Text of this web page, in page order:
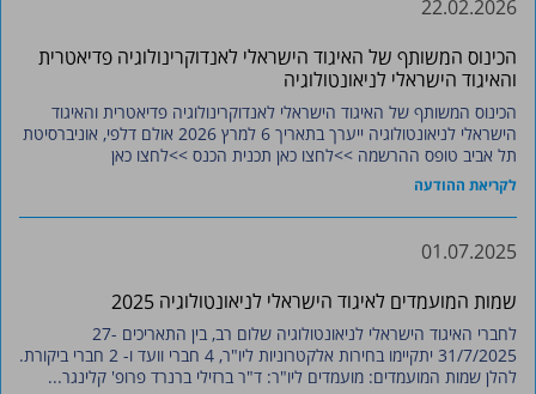
הכינוס המשותף של האיגוד הישראלי לאנדוקרינולוגיה פדיאטרית
והאיגוד הישראלי לניאונטולוגיה
הכינוס המשותף של האיגוד הישראלי לאנדוקרינולוגיה פדיאטרית והאיגוד
הישראלי לניאונטולוגיה ייערך בתאריך 6 למרץ 2026 אולם דלפי, אוניברסיטת
תל אביב טופס ההרשמה >>לחצו כאן תכנית הכנס >>לחצו כאן
לקריאת ההודעה
01.07.2025
שמות המועמדים לאיגוד הישראלי לניאונטולוגיה 2025
לחברי האיגוד הישראלי לניאונטולוגיה שלום רב, בין התאריכים 27-
31/7/2025 יתקיימו בחירות אלקטרוניות ליו"ר, 4 חברי וועד ו- 2 חברי ביקורת.
להלן שמות המועמדים: מועמדים ליו"ר: ד"ר ברזילי ברנרד פרופ' קלינגר...